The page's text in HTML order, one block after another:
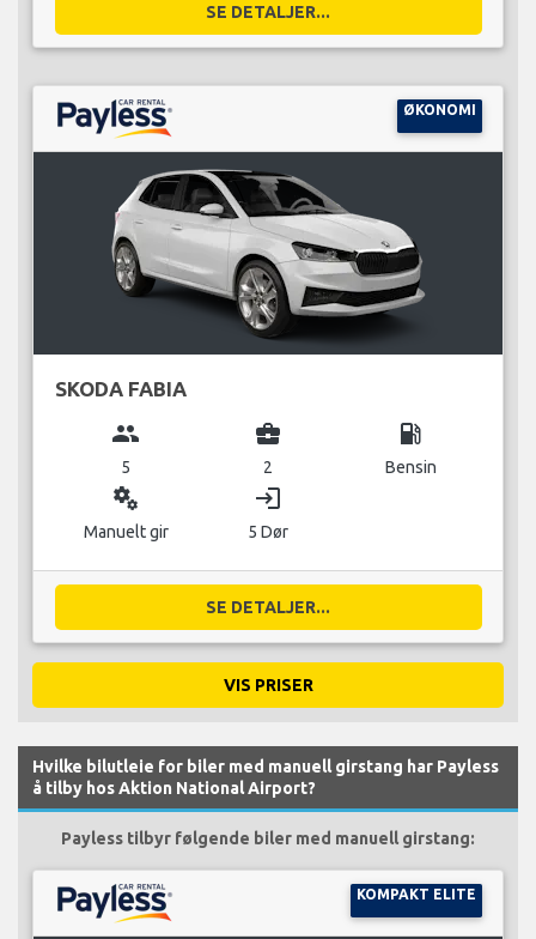
SE DETALJER...
ØKONOMI
SKODA FABIA
group
5
business_center
2
local_gas_station
Bensin
miscellaneous_services
Manuelt gir
login
5 Dør
SE DETALJER...
VIS PRISER
Hvilke bilutleie for biler med manuell girstang har Payless
å tilby hos Aktion National Airport?
Payless tilbyr følgende biler med manuell girstang:
KOMPAKT ELITE